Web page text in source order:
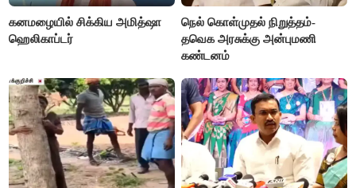
கனமழையில் சிக்கிய அமித்ஷா
ஹெலிகாப்டர்
நெல் கொள்முதல் நிறுத்தம்-
தவெக அரசுக்கு அன்புமணி
கண்டனம்